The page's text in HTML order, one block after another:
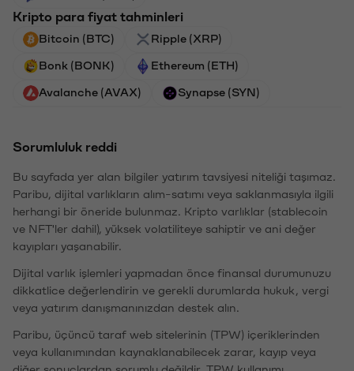
Kripto para fiyat tahminleri
Bitcoin (BTC) Ripple (XRP)
Bonk (BONK) Ethereum (ETH)
Avalanche (AVAX) Synapse (SYN)
Sorumluluk reddi
Bu sayfada yer alan bilgiler yatırım tavsiyesi niteliği taşımaz.
Paribu, dijital varlıkların alım-satımı veya saklanmasıyla ilgili
herhangi bir öneride bulunmaz. Kripto varlıklar (stablecoin
ve NFT'ler dahil), yüksek volatiliteye sahiptir ve ani değer
kayıpları yaşanabilir.
Dijital varlık işlemleri yapmadan önce finansal durumunuzu
dikkatlice değerlendirin ve gerekli durumlarda hukuk, vergi
veya yatırım danışmanınızdan destek alın.
Paribu, üçüncü taraf web sitelerinin (TPW) içeriklerinden
veya kullanımından kaynaklanabilecek zarar, kayıp veya
diğer sonuçlardan sorumlu değildir. TPW kullanımı,